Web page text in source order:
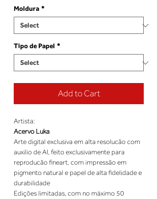
Moldura *
Tipo de Papel *
Add to Cart
Artista:
Acervo Luka
Arte digital exclusiva em alta resolucão com
auxilio de AI, feito exclusivamente para
reproducão fineart, com impressão em
pigmento natural e papel de alta fidelidade e
durabilidade
Edições limitadas, com no máximo 50